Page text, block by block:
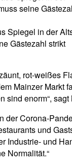
Spiegel in der
Gästezahl strikt
rot-weißes
Mainzer Markt
sind enorm“,
der Corona-
und
Industrie- und
Normalität.“